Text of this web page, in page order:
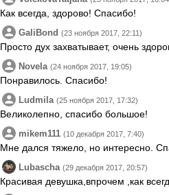
Как всегда, здорово! Спасибо!
GaliBond (23 ноября 2017, 22:11)
Просто дух захватывает, очень
Novela (24 ноября 2017, 19:05)
Понравилось. Спасибо!
Ludmila (25 ноября 2017, 17:32)
Великолепно, спасибо большое!
mikem111 (10 декабря 2017, 7:40)
Мне дался тяжело, но интересно.
Lubascha (29 декабря 2017, 20:57)
Красивая девушка,впрочем ,как